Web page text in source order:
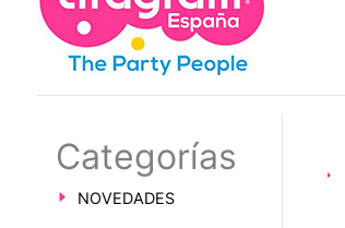
Categorías
NOVEDADES